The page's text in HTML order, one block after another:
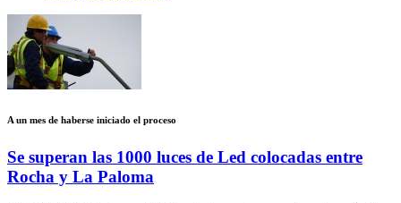
A un mes de haberse iniciado el proceso
Se superan las 1000 luces de Led colocadas entre
Rocha y La Paloma